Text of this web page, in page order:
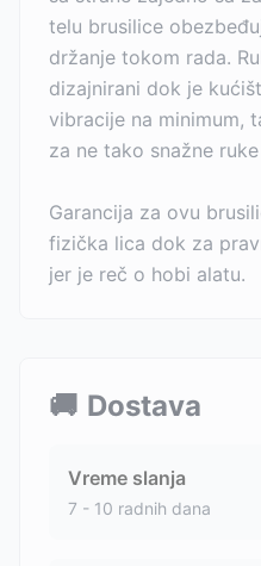
telu brusilice
držanje tokom rada.
dizajnirani dok je
vibracije na minimum,
za ne tako snažne
Garancija za ovu
fizička lica dok za
jer je reč o hobi alatu.
🚚 Dostava
Vreme slanja
7 - 10 radnih dana